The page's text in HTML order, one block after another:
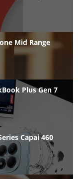
Mid Range
Plus Gen 7
Capai 460